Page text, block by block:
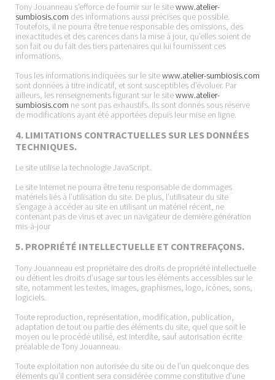
Tony Jouanneau s’efforce de fournir sur le sitewww.atelier-
sumbiosis.com des informations aussi précises que possible.
Toutefois, il ne pourra être tenue responsable des omissions, des
inexactitudes et des carences dans la mise à jour, qu’elles soient de
son fait ou du fait des tiers partenaires qui lui fournissent ces
informations.
Tous les informations indiquées sur le sitewww.atelier-sumbiosis.com
sont données à titre indicatif, et sont susceptibles d’évoluer. Par
ailleurs, les renseignements figurant sur le sitewww.atelier-
sumbiosis.com ne sont pas exhaustifs. Ils sont donnés sous réserve
de modifications ayant été apportées depuis leur mise en ligne.
4. LIMITATIONS CONTRACTUELLES SUR LES DONNÉES
TECHNIQUES.
Le site utilise la technologie JavaScript.
Le site Internet ne pourra être tenu responsable de dommages
matériels liés à l’utilisation du site. De plus, l’utilisateur du site
s’engage à accéder au site en utilisant un matériel récent, ne
contenant pas de virus et avec un navigateur de dernière génération
mis-à-jour
5. PROPRIÉTÉ INTELLECTUELLE ET CONTREFAÇONS.
Tony Jouanneau est propriétaire des droits de propriété intellectuelle
ou détient les droits d’usage sur tous les éléments accessibles sur le
site, notamment les textes, images, graphismes, logo, icônes, sons,
logiciels.
Toute reproduction, représentation, modification, publication,
adaptation de tout ou partie des éléments du site, quel que soit le
moyen ou le procédé utilisé, est interdite, sauf autorisation écrite
préalable de Tony Jouanneau.
Toute exploitation non autorisée du site ou de l’un quelconque des
éléments qu’il contient sera considérée comme constitutive d’une